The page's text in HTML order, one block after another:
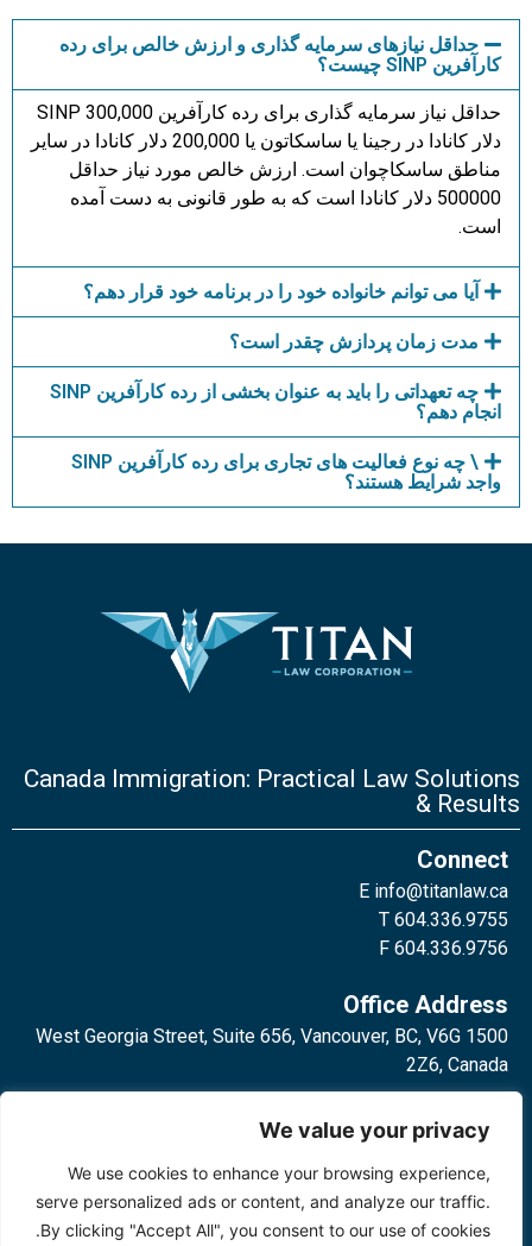
We value your privacy
We use cookies to enhance your browsing experience,
serve personalized ads or content, and analyze our traffic.
By clicking "Accept All", you consent to our use of cookies.
حداقل نیازهای سرمایه گذاری و ارزش خالص برای رده
کارآفرین SINP چیست؟
حداقل نیاز سرمایه گذاری برای رده کارآفرین SINP 300,000
دلار کانادا در رجینا یا ساسکاتون یا 200,000 دلار کانادا در سایر
مناطق ساسکاچوان است. ارزش خالص مورد نیاز حداقل
500000 دلار کانادا است که به طور قانونی به دست آمده
است.
آیا می توانم خانواده خود را در برنامه خود قرار دهم؟
مدت زمان پردازش چقدر است؟
چه تعهداتی را باید به عنوان بخشی از رده کارآفرین SINP
انجام دهم؟
\ چه نوع فعالیت های تجاری برای رده کارآفرین SINP
واجد شرایط هستند؟
Canada Immigration: Practical Law Solutions
& Results
Connect
E info@titanlaw.ca
T 604.336.9755
F 604.336.9756
Office Address
1500 West Georgia Street, Suite 656, Vancouver, BC, V6G
2Z6, Canada
Toronto, ON, M4W 3E2, Canada